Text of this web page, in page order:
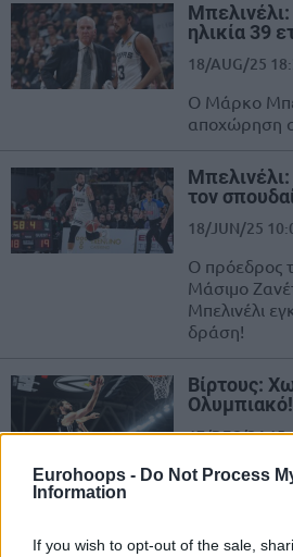
Eurohoops - Do Not Process
Information
If you wish to opt-out of the sale,
ηλικία 39
18/AUG/25
Ο Μάρκο
αποχώρηση
Μπελινέλι:
τον
18/JUN/25
Ο πρόεδρος
Μάσιμο
Μπελινέλι
δράση!
Βίρτους:
Ολυμπιακό!
17/DEC/24
Χωρίς Τόκο